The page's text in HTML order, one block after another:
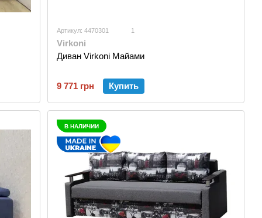
Артикул: 4470301 1
Virkoni
Диван Virkoni Майами
9 771 грн Купить
В НАЛИЧИИ